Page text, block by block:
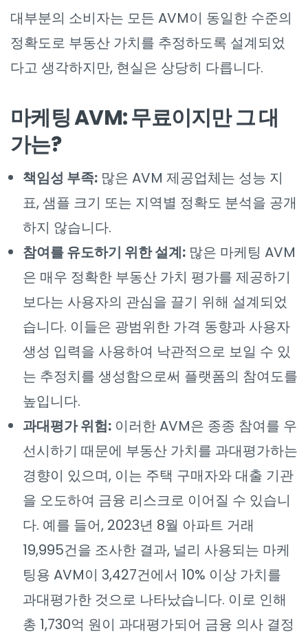
대부분의 소비자는 모든 AVM이 동일한 수준의
정확도로 부동산 가치를 추정하도록 설계되었
다고 생각하지만, 현실은 상당히 다릅니다.
마케팅 AVM: 무료이지만 그 대
가는?
책임성 부족: 많은 AVM 제공업체는 성능 지
표, 샘플 크기 또는 지역별 정확도 분석을 공개
하지 않습니다.
참여를 유도하기 위한 설계: 많은 마케팅 AVM
은 매우 정확한 부동산 가치 평가를 제공하기
보다는 사용자의 관심을 끌기 위해 설계되었
습니다. 이들은 광범위한 가격 동향과 사용자
생성 입력을 사용하여 낙관적으로 보일 수 있
는 추정치를 생성함으로써 플랫폼의 참여도를
높입니다.
과대평가 위험: 이러한 AVM은 종종 참여를 우
선시하기 때문에 부동산 가치를 과대평가하는
경향이 있으며, 이는 주택 구매자와 대출 기관
을 오도하여 금융 리스크로 이어질 수 있습니
다. 예를 들어, 2023년 8월 아파트 거래
19,995건을 조사한 결과, 널리 사용되는 마케
팅용 AVM이 3,427건에서 10% 이상 가치를
과대평가한 것으로 나타났습니다. 이로 인해
총 1,730억 원이 과대평가되어 금융 의사 결정